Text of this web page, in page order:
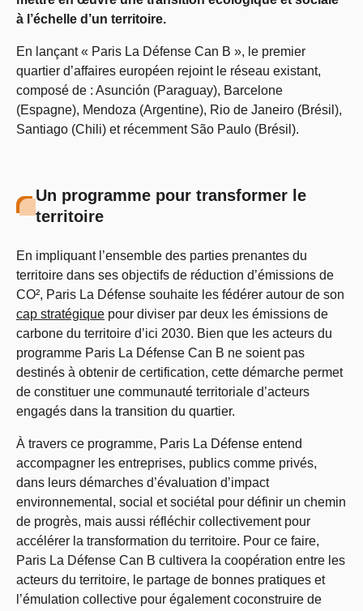
à l’échelle d’un territoire.
En lançant « Paris La Défense Can B », le premier
quartier d’affaires européen rejoint le réseau existant,
composé de : Asunción (Paraguay), Barcelone
(Espagne), Mendoza (Argentine), Rio de Janeiro (Brésil),
Santiago (Chili) et récemment São Paulo (Brésil).
Un programme pour transformer le
territoire
En impliquant l’ensemble des parties prenantes du
territoire dans ses objectifs de réduction d’émissions de
CO², Paris La Défense souhaite les fédérer autour de son
cap stratégique pour diviser par deux les émissions de
carbone du territoire d’ici 2030. Bien que les acteurs du
programme Paris La Défense Can B ne soient pas
destinés à obtenir de certification, cette démarche permet
de constituer une communauté territoriale d’acteurs
engagés dans la transition du quartier.
À travers ce programme, Paris La Défense entend
accompagner les entreprises, publics comme privés,
dans leurs démarches d’évaluation d’impact
environnemental, social et sociétal pour définir un chemin
de progrès, mais aussi réfléchir collectivement pour
accélérer la transformation du territoire. Pour ce faire,
Paris La Défense Can B cultivera la coopération entre les
acteurs du territoire, le partage de bonnes pratiques et
l’émulation collective pour également coconstruire de